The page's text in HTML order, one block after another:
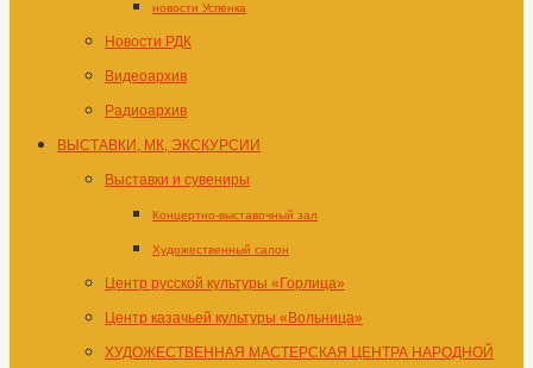
новости Успенка
Новости РДК
Видеоархив
Радиоархив
ВЫСТАВКИ, МК, ЭКСКУРСИИ
Выставки и сувениры
Концертно-выставочный зал
Художественный салон
Центр русской культуры «Горлица»
Центр казачьей культуры «Вольница»
ХУДОЖЕСТВЕННАЯ МАСТЕРСКАЯ ЦЕНТРА НАРОДНОЙ